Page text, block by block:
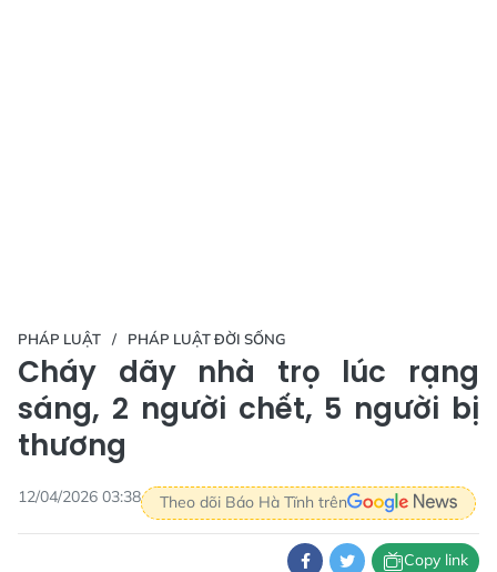
PHÁP LUẬT PHÁP LUẬT ĐỜI SỐNG
Cháy dãy nhà trọ lúc rạng
sáng, 2 người chết, 5 người bị
thương
12/04/2026 03:38 Theo dõi Báo Hà Tĩnh trên
Copy link